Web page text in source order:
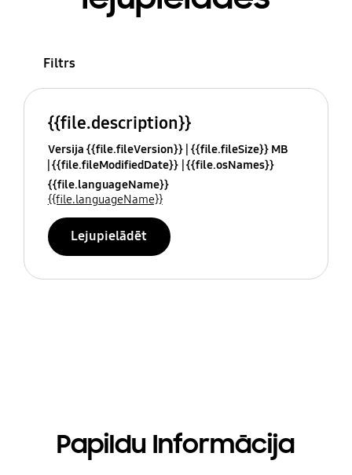
Filtrs
{{file.description}}
Versija {{file.fileVersion}} {{file.fileSize}} MB
{{file.fileModifiedDate}} {{file.osNames}}
{{file.languageName}}
{{file.languageName}}
Lejupielādēt
Papildu Informācija